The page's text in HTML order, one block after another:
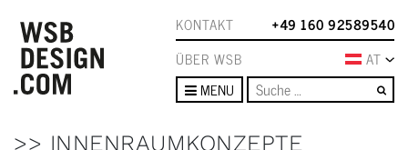
KONTAKT
+49 160 92589540
ÜBER WSB
AT
MENU
>> INNENRAUMKONZEPTE